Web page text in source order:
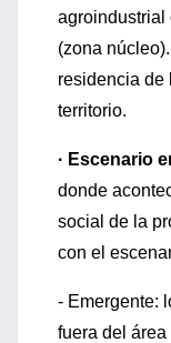
agroindustrial
(zona
residencia de
territorio.
· Escenario
donde
social de la
con el
- Emergente:
fuera del